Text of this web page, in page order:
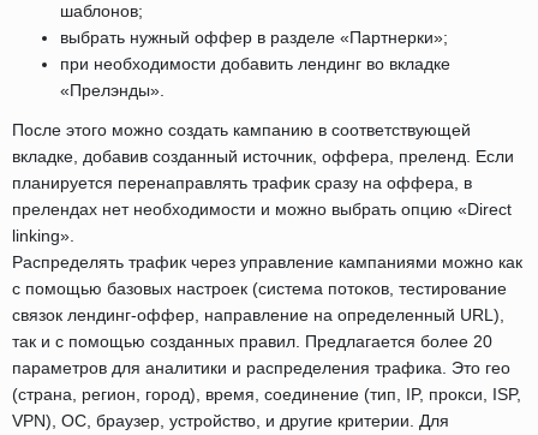
шаблонов;
выбрать нужный оффер в разделе «Партнерки»;
при необходимости добавить лендинг во вкладке
«Прелэнды».
После этого можно создать кампанию в соответствующей
вкладке, добавив созданный источник, оффера, преленд. Если
планируется перенаправлять трафик сразу на оффера, в
прелендах нет необходимости и можно выбрать опцию «Direct
linking».
Распределять трафик через управление кампаниями можно как
с помощью базовых настроек (система потоков, тестирование
связок лендинг-оффер, направление на определенный URL),
так и с помощью созданных правил. Предлагается более 20
параметров для аналитики и распределения трафика. Это гео
(страна, регион, город), время, соединение (тип, IP, прокси, ISP,
VPN), ОС, браузер, устройство, и другие критерии. Для